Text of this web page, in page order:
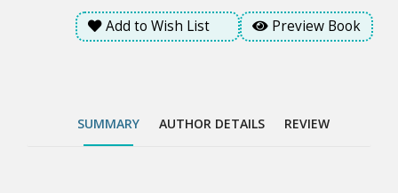
তরকারি কিন্না লইয়া যামু। তোমরা মনে কইরো আমি তোমগ মাইয়া না, আমি
তোমগ পোলা। মা-বাপ বুড়া হইলে পোলারা তাগ রুজি কইরা খাওয়ায়, আমি
Add to Wish List Preview Book
SUMMARY AUTHOR DETAILS REVIEW